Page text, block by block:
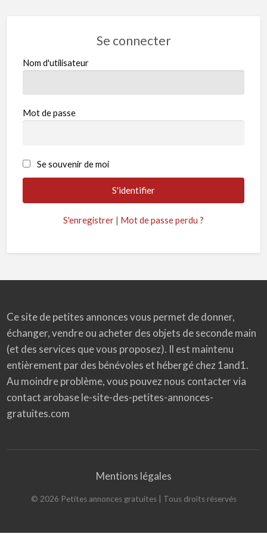
Se connecter
Nom d'utilisateur
Mot de passe
Se souvenir de moi
S'enregistrer | Mot de passe perdu ?
Ce site de petites annonces vous permet de donner,
échanger, vendre ou acheter des objets de seconde main
(et des services que vous proposez). Il est maintenu
entièrement par des bénévoles et hébergé chez 1and1.
Au moindre problème, vous pouvez nous contacter via
contact arobase le-site-des-petites-annonces-
gratuites.com
Mentions légales
© 2026 Petites annonces gratuites| Tous droits réservés